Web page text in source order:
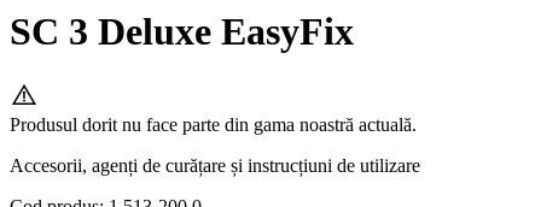
SC 3 Deluxe EasyFix
Produsul dorit nu face parte din gama noastră actuală.
Accesorii, agenți de curățare și instrucțiuni de utilizare